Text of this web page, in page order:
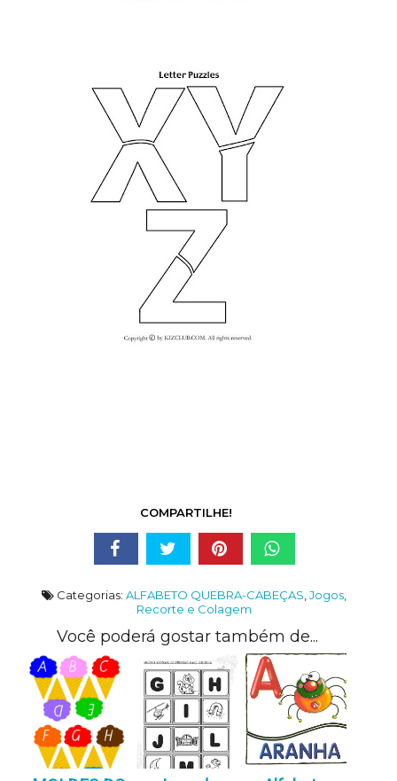
COMPARTILHE!
Categorias:ALFABETO QUEBRA-CABEÇAS ,Jogos
Recorte e Colagem
Você poderá gostar também de...